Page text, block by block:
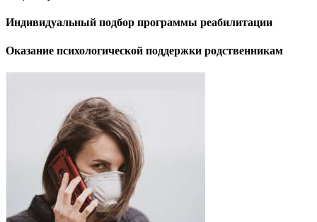
Индивидуальный подбор программы реабилитации
Оказание психологической поддержки родственникам